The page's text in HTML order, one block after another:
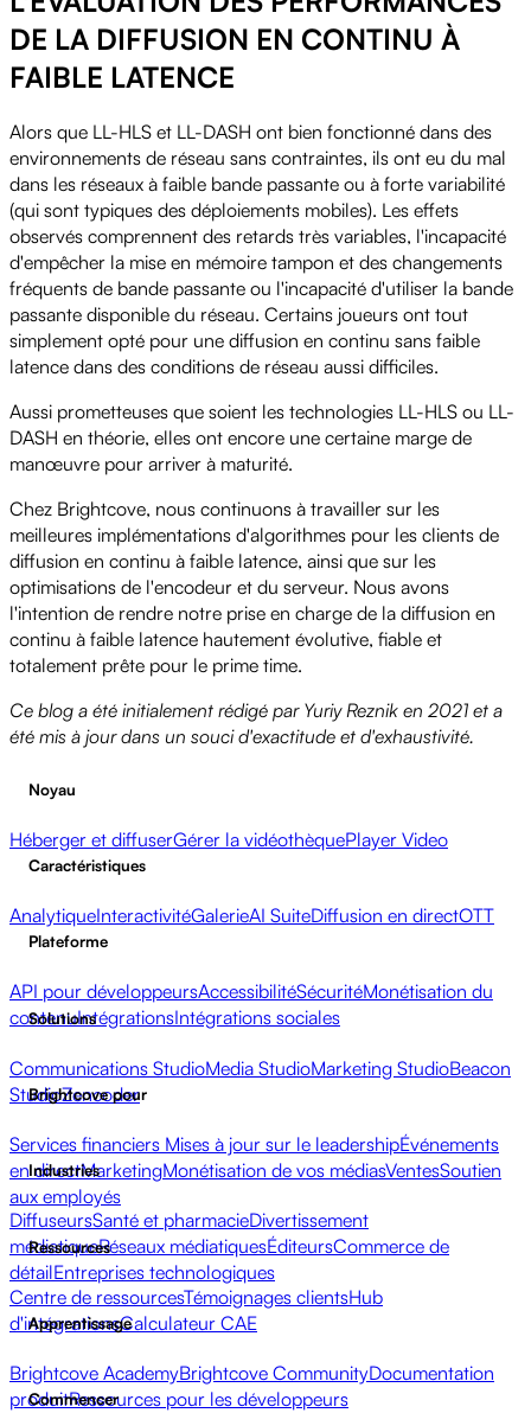
Video
DE LA DIFFUSION EN CONTINU À
FAIBLE LATENCE
Alors que LL-HLS et LL-DASH ont bien fonctionné dans des
environnements de réseau sans contraintes, ils ont eu du mal
dans les réseaux à faible bande passante ou à forte variabilité
(qui sont typiques des déploiements mobiles). Les effets
observés comprennent des retards très variables, l'incapacité
d'empêcher la mise en mémoire tampon et des changements
fréquents de bande passante ou l'incapacité d'utiliser la bande
passante disponible du réseau. Certains joueurs ont tout
simplement opté pour une diffusion en continu sans faible
latence dans des conditions de réseau aussi difficiles.
Aussi prometteuses que soient les technologies LL-HLS ou LL-
DASH en théorie, elles ont encore une certaine marge de
manœuvre pour arriver à maturité.
Chez Brightcove, nous continuons à travailler sur les
meilleures implémentations d'algorithmes pour les clients de
diffusion en continu à faible latence, ainsi que sur les
optimisations de l'encodeur et du serveur. Nous avons
l'intention de rendre notre prise en charge de la diffusion en
continu à faible latence hautement évolutive, fiable et
totalement prête pour le prime time.
Ce blog a été initialement rédigé par Yuriy Reznik en 2021 et a
été mis à jour dans un souci d'exactitude et d'exhaustivité.
Noyau
Héberger et diffuserGérer la vidéothèquePlayer Video
Caractéristiques
AnalytiqueInteractivitéGalerieAI SuiteDiffusion en directOTT
Plateforme
API pour développeursAccessibilitéSécuritéMonétisation du
contenuIntégrationsIntégrations sociales
Solutions
Communications StudioMedia StudioMarketing StudioBeacon
StudioZencoder
Brightcove pour
Services financiers Mises à jour sur le leadershipÉvénements
en directMarketingMonétisation de vos médiasVentesSoutien
aux employés
Industries
DiffuseursSanté et pharmacieDivertissement
médiatiqueRéseaux médiatiquesÉditeursCommerce de
détailEntreprises technologiques
Ressources
Centre de ressourcesTémoignages clientsHub
d'intégrationsCalculateur CAE
Apprentissage
Brightcove AcademyBrightcove CommunityDocumentation
produitRessources pour les développeurs
Commencer